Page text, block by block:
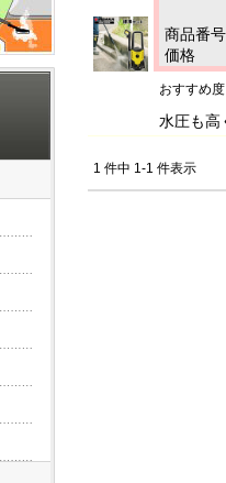
商品番号
価格
おすすめ度
水圧も高
1 件中 1-1 件表示